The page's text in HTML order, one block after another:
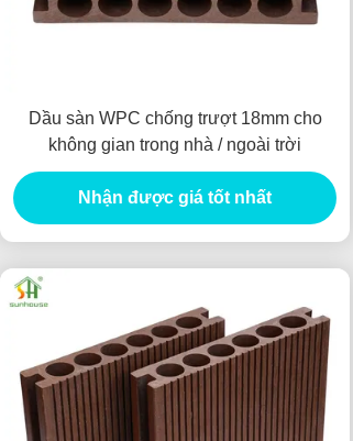
Dầu sàn WPC chống trượt 18mm cho
không gian trong nhà / ngoài trời
Nhận được giá tốt nhất